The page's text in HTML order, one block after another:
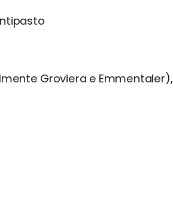
Groviera e Emmentaler),